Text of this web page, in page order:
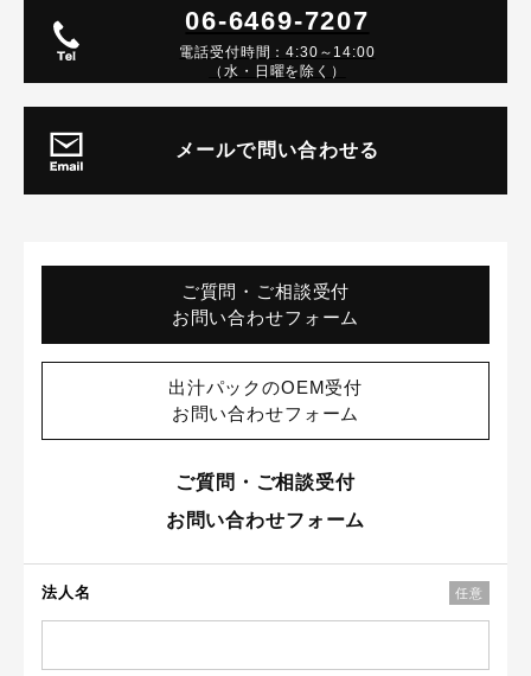
06-6469-7207
電話受付時間：4:30～14:00
（水・日曜を除く）
メールで問い合わせる
ご質問・ご相談受付
お問い合わせフォーム
出汁パックのOEM受付
お問い合わせフォーム
ご質問・ご相談受付
お問い合わせフォーム
法人名 任意